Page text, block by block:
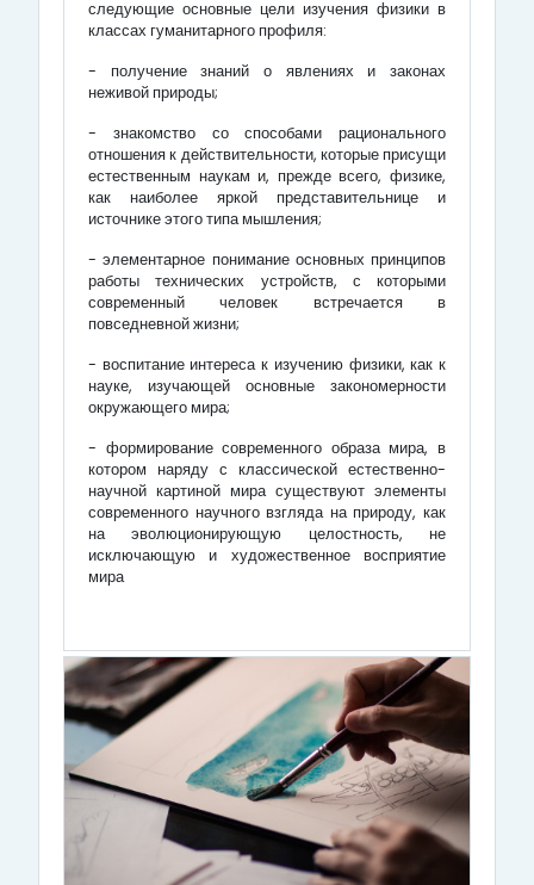
следующие основные цели изучения физики в
классах гуманитарного профиля:
- получение знаний о явлениях и законах
неживой природы;
- знакомство со способами рационального
отношения к действительности, которые присущи
естественным наукам и, прежде всего, физике,
как наиболее яркой представительнице и
источнике этого типа мышления;
- элементарное понимание основных принципов
работы технических устройств, с которыми
современный человек встречается в
повседневной жизни;
- воспитание интереса к изучению физики, как к
науке, изучающей основные закономерности
окружающего мира;
- формирование современного образа мира, в
котором наряду с классической естественно-
научной картиной мира существуют элементы
современного научного взгляда на природу, как
на эволюционирующую целостность, не
исключающую и художественное восприятие
мира